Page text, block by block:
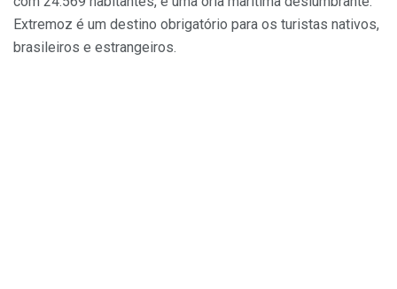
Extremoz é um destino obrigatório para os turistas nativos,
brasileiros e estrangeiros.